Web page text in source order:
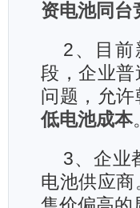
资电池同台
2、目前
段，企业
问题，允
低电池成本
3、企业
电池供应